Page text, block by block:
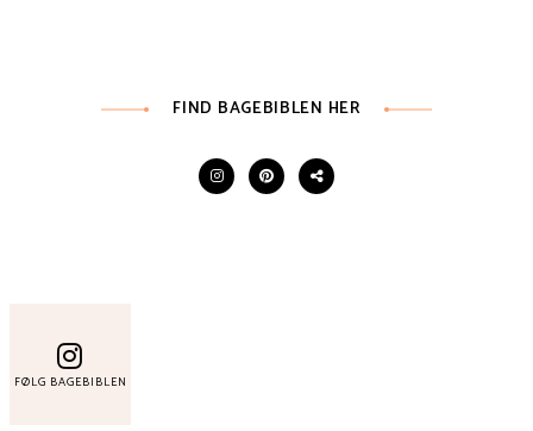
FIND BAGEBIBLEN HER
FØLG BAGEBIBLEN